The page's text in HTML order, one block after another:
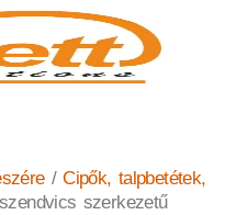
/Cipők, talpbetétek,
szerkezetű